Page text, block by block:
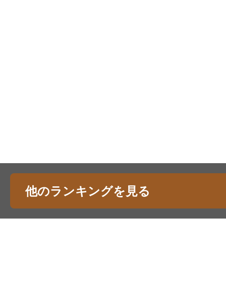
他のランキングを見る